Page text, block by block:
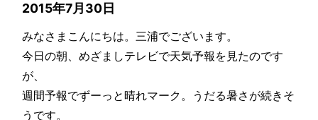
2015年7月30日
みなさまこんにちは。三浦でございます。
今日の朝、めざましテレビで天気予報を見たのです
が、
週間予報でずーっと晴れマーク。うだる暑さが続きそ
うです。